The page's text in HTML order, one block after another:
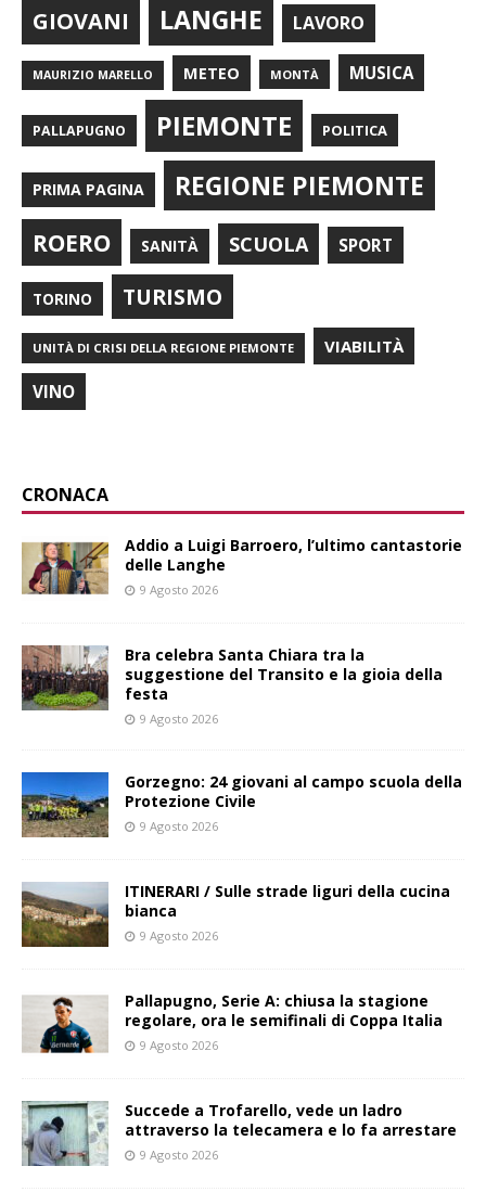
GIOVANI LANGHE LAVORO
MAURIZIO MARELLO METEO MONTÀ MUSICA
PALLAPUGNO PIEMONTE POLITICA
PRIMA PAGINA REGIONE PIEMONTE
ROERO SANITÀ SCUOLA SPORT
TORINO TURISMO
UNITÀ DI CRISI DELLA REGIONE PIEMONTE VIABILITÀ
VINO
CRONACA
Addio a Luigi Barroero, l’ultimo cantastorie
delle Langhe
9 Agosto 2026
Bra celebra Santa Chiara tra la
suggestione del Transito e la gioia della
festa
9 Agosto 2026
Gorzegno: 24 giovani al campo scuola della
Protezione Civile
9 Agosto 2026
ITINERARI / Sulle strade liguri della cucina
bianca
9 Agosto 2026
Pallapugno, Serie A: chiusa la stagione
regolare, ora le semifinali di Coppa Italia
9 Agosto 2026
Succede a Trofarello, vede un ladro
attraverso la telecamera e lo fa arrestare
9 Agosto 2026